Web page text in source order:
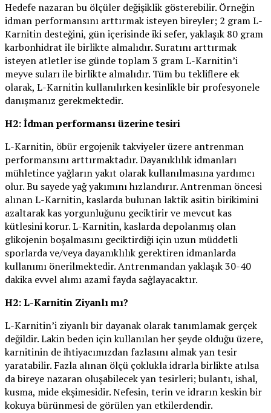
Hedefe nazaran bu ölçüler değişiklik gösterebilir. Örneğin
idman performansını arttırmak isteyen bireyler; 2 gram L-
Karnitin desteğini, gün içerisinde iki sefer, yaklaşık 80 gram
karbonhidrat ile birlikte almalıdır. Suratını arttırmak
isteyen atletler ise günde toplam 3 gram L-Karnitin’i
meyve suları ile birlikte almalıdır. Tüm bu tekliflere ek
olarak, L-Karnitin kullanılırken kesinlikle bir profesyonele
danışmanız gerekmektedir.
H2: İdman performansı üzerine tesiri
L-Karnitin, öbür ergojenik takviyeler üzere antrenman
performansını arttırmaktadır. Dayanıklılık idmanları
mühletince yağların yakıt olarak kullanılmasına yardımcı
olur. Bu sayede yağ yakımını hızlandırır. Antrenman öncesi
alınan L-Karnitin, kaslarda bulunan laktik asitin birikimini
azaltarak kas yorgunluğunu geciktirir ve mevcut kas
kütlesini korur. L-Karnitin, kaslarda depolanmış olan
glikojenin boşalmasını geciktirdiği için uzun müddetli
sporlarda ve/veya dayanıklılık gerektiren idmanlarda
kullanımı önerilmektedir. Antrenmandan yaklaşık 30-40
dakika evvel alımı azamî fayda sağlayacaktır.
H2: L-Karnitin Ziyanlı mı?
L-Karnitin’i ziyanlı bir dayanak olarak tanımlamak gerçek
değildir. Lakin beden için kullanılan her şeyde olduğu üzere,
karnitinin de ihtiyacımızdan fazlasını almak yan tesir
yaratabilir. Fazla alınan ölçü çoklukla idrarla birlikte atılsa
da bireye nazaran oluşabilecek yan tesirleri; bulantı, ishal,
kusma, mide ekşimesidir. Nefesin, terin ve idrarın keskin bir
kokuya bürünmesi de görülen yan etkilerdendir.